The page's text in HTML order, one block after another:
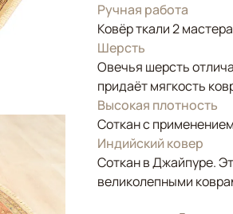
Ручная работа
Ковёр ткали 2
Шерсть
Овечья шерсть
придаёт мягкость
Высокая плотность
Соткан с
Индийский ковер
Соткан в Джайпуре.
великолепными